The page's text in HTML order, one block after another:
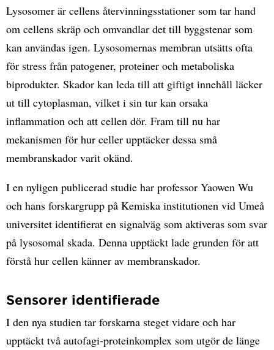
Lysosomer är cellens återvinningsstationer som tar hand
om cellens skräp och omvandlar det till byggstenar som
kan användas igen. Lysosomernas membran utsätts ofta
för stress från patogener, proteiner och metaboliska
biprodukter. Skador kan leda till att giftigt innehåll läcker
ut till cytoplasman, vilket i sin tur kan orsaka
inflammation och att cellen dör. Fram till nu har
mekanismen för hur celler upptäcker dessa små
membranskador varit okänd.
I en nyligen publicerad studie har professor Yaowen Wu
och hans forskargrupp på Kemiska institutionen vid Umeå
universitet identifierat en signalväg som aktiveras som svar
på lysosomal skada. Denna upptäckt lade grunden för att
förstå hur cellen känner av membranskador.
Sensorer identifierade
I den nya studien tar forskarna steget vidare och har
upptäckt två autofagi-proteinkomplex som utgör de länge